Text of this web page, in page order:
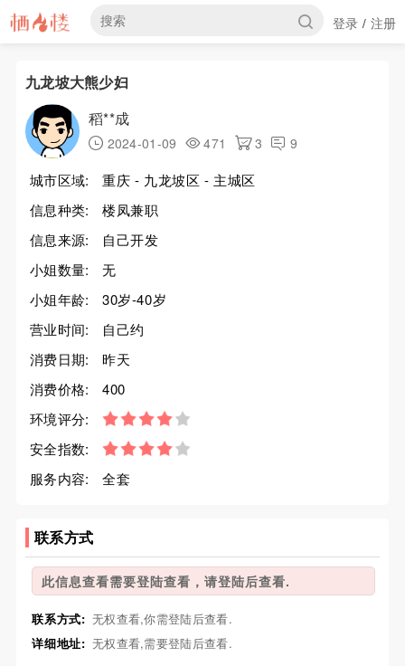
登录 / 注册
九龙坡大熊少妇
稻**成
2024-01-09 471 3 9
城市区域:
重庆 - 九龙坡区 - 主城区
信息种类:
楼凤兼职
信息来源:
自己开发
小姐数量:
无
小姐年龄:
30岁-40岁
营业时间:
自己约
消费日期:
昨天
消费价格:
400
环境评分:
安全指数:
服务内容:
全套
联系方式
此信息查看需要登陆查看，请登陆后查看.
联系方式: 无权查看,你需登陆后查看.
详细地址: 无权查看,需要登陆后查看.